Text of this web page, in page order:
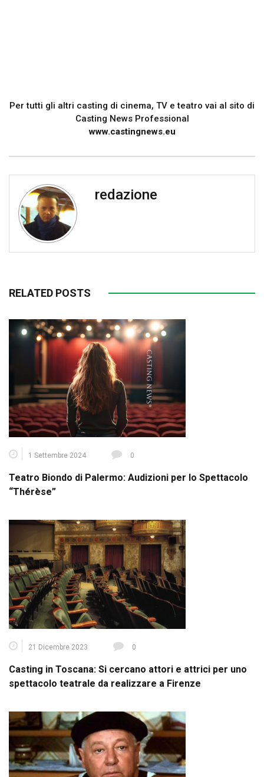
Per tutti gli altri casting di cinema, TV e teatro vai al sito di
Casting News Professional
www.castingnews.eu
redazione
RELATED POSTS
1 Settembre 2024 0
Teatro Biondo di Palermo: Audizioni per lo Spettacolo
“Thérèse”
21 Dicembre 2023 0
Casting in Toscana: Si cercano attori e attrici per uno
spettacolo teatrale da realizzare a Firenze